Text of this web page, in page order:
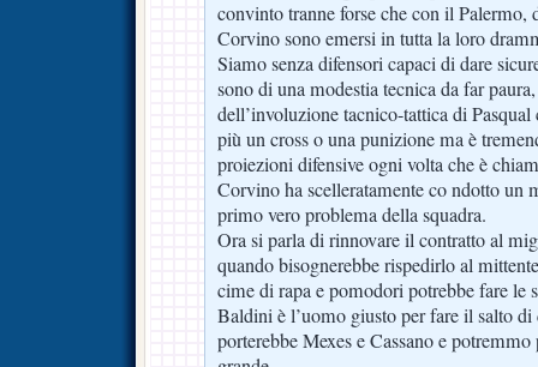
convinto tranne forse che con il
Corvino sono emersi in tutta la loro
Siamo senza difensori capaci di dare
sono di una modestia tecnica da far
dell’involuzione tacnico-tattica di
più un cross o una punizione ma è
proiezioni difensive ogni volta che è
Corvino ha scelleratamente co ndotto un
primo vero problema della squadra.
Ora si parla di rinnovare il contratto al
quando bisognerebbe rispedirlo al
cime di rapa e pomodori potrebbe fare le
Baldini è l’uomo giusto per fare il salto
porterebbe Mexes e Cassano e